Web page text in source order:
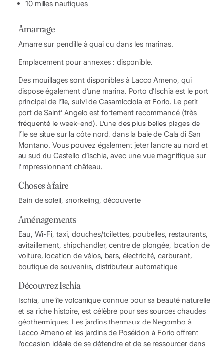
10 milles nautiques
Amarrage
Amarre sur pendille à quai ou dans les marinas.
Emplacement pour annexes : disponible.
Des mouillages sont disponibles à Lacco Ameno, qui
dispose également d’une marina. Porto d’Ischia est le port
principal de l’île, suivi de Casamicciola et Forio. Le petit
port de Saint’ Angelo est fortement recommandé (très
fréquenté le week-end). L’une des plus belles plages de
l’île se situe sur la côte nord, dans la baie de Cala di San
Montano. Vous pouvez également jeter l’ancre au nord et
au sud du Castello d’Ischia, avec une vue magnifique sur
l’impressionnant château.
Choses à faire
Bain de soleil, snorkeling, découverte
Aménagements
Eau, Wi-Fi, taxi, douches/toilettes, poubelles, restaurants,
avitaillement, shipchandler, centre de plongée, location de
voiture, location de vélos, bars, électricité, carburant,
boutique de souvenirs, distributeur automatique
Découvrez Ischia
Ischia, une île volcanique connue pour sa beauté naturelle
et sa riche histoire, est célèbre pour ses sources chaudes
géothermiques. Les jardins thermaux de Negombo à
Lacco Ameno et les jardins de Poséidon à Forio offrent
l’occasion idéale de se détendre et de se ressourcer dans